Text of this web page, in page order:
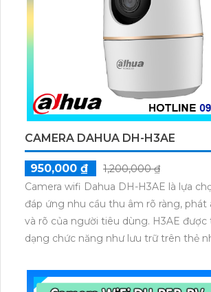
CAMERA DAHUA DH-H3AE
950,000 ₫
1,200,000 ₫
Camera wifi Dahua DH-H3AE là lựa
đáp ứng nhu cầu thu âm rõ ràng,
và rõ của người tiêu dùng. H3AE được
dạng chức năng như lưu trữ trên thẻ
thông minh và tiết kiệm cho các công